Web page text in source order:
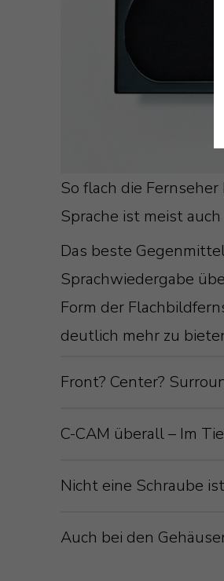
So flach die
Sprache ist meist
Das beste
Sprachwiedergabe
Form der
deutlich mehr zu
Front? Center?
Das gesamte
3G stellt da keine
Lautsprecher an die
C-CAM überall – Im
Keramisiertes
CAM natürlich auch
Nicht eine Schraube
Wer sich für einen
Auch bei den